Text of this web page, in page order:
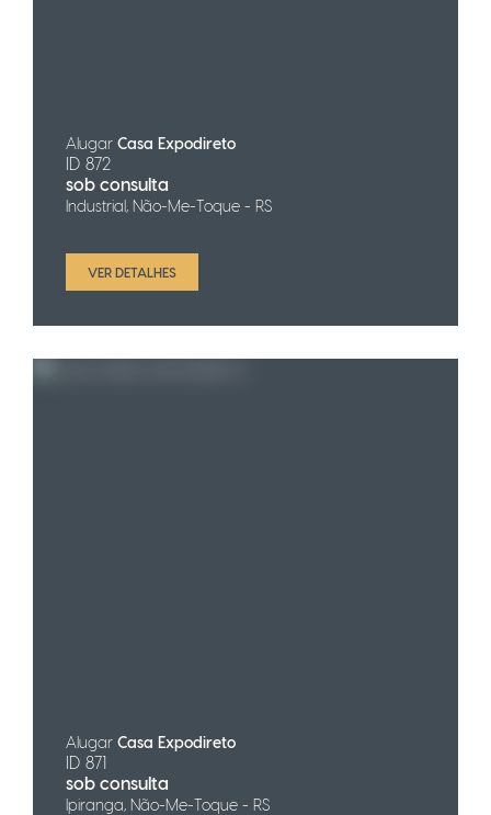
Alugar Casa Expodireto
ID 872
sob consulta
Industrial, Não-Me-Toque - RS
VER DETALHES
Alugar Casa Expodireto
ID 871
sob consulta
Ipiranga, Não-Me-Toque - RS